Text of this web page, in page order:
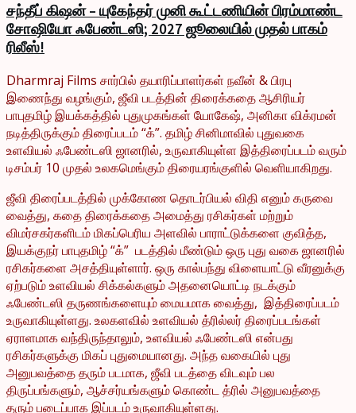
சந்தீப் கிஷன் – யுகேந்தர் முனி கூட்டணியின் பிரம்மாண்ட
சோஷியோ ஃபேண்டஸி; 2027 ஜூலையில் முதல் பாகம்
ரிலீஸ்!
Dharmraj Films சார்பில் தயாரிப்பாளர்கள் நவீன் & பிரபு
இணைந்து வழங்கும், ஜீவி படத்தின் திரைக்கதை ஆசிரியர்
பாபுதமிழ் இயக்கத்தில் புதுமுகங்கள் யோகேஷ், அனிகா விக்ரமன்
நடித்திருக்கும் திரைப்படம் “க்”. தமிழ் சினிமாவில் புதுவகை
உளவியல் ஃபேண்டஸி ஜானரில், உருவாகியுள்ள இத்திரைப்படம் வரும்
டிசம்பர் 10 முதல் உலகமெங்கும் திரையரங்குளில் வெளியாகிறது.
ஜீவி திரைப்படத்தில் முக்கோண தொடர்பியல் விதி எனும் கருவை
வைத்து, கதை திரைக்கதை அமைத்து ரசிகர்கள் மற்றும்
விமர்சகர்களிடம் மிகப்பெரிய அளவில் பாராட்டுக்களை குவித்த,
இயக்குநர் பாபுதமிழ் “க்” படத்தில் மீண்டும் ஒரு புது வகை ஜானரில்
ரசிகர்களை அசத்தியுள்ளார். ஒரு கால்பந்து விளையாட்டு வீரனுக்கு
ஏற்படும் உளவியல் சிக்கல்களும் அதனையொட்டி நடக்கும்
ஃபேண்டஸி தருணங்களையும் மையமாக வைத்து, இத்திரைப்படம்
உருவாகியுள்ளது. உலகளவில் உளவியல் த்ரில்லர் திரைப்படங்கள்
ஏராளமாக வந்திருந்தாலும், உளவியல் ஃபேண்டஸி என்பது
ரசிகர்களுக்கு மிகப் புதுமையானது. அந்த வகையில் புது
அனுபவத்தை தரும் படமாக, ஜீவி படத்தை விடவும் பல
திருப்பங்களும், ஆச்சர்யங்களும் கொண்ட த்ரில் அனுபவத்தை
தரும் படைப்பாக இப்படம் உருவாகியுள்ளது.